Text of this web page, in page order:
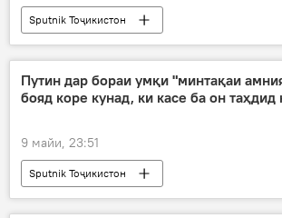
Sputnik Тоҷикистон
Вазъ дар Ховари Миёна: Хабарҳои ахир
Путин дар бораи умқи "минтақаи
бояд коре кунад, ки касе ба он таҳдид
9 майи, 23:51
Sputnik Тоҷикистон